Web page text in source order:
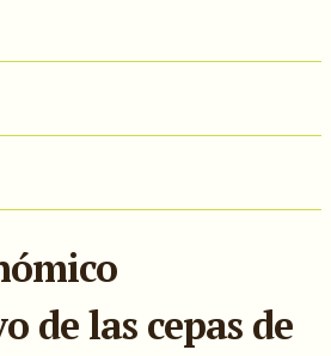
de las cepas de